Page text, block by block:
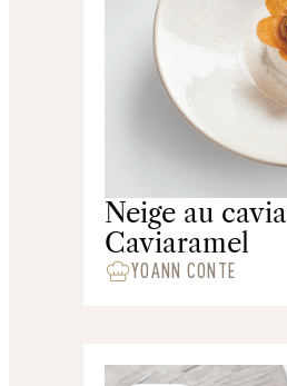
Neige au
Caviaramel
YOANN CONTE